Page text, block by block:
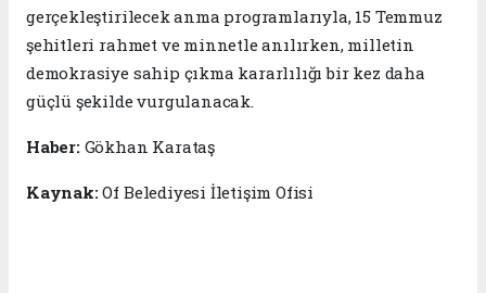
gerçekleştirilecek anma programlarıyla, 15 Temmuz
şehitleri rahmet ve minnetle anılırken, milletin
demokrasiye sahip çıkma kararlılığı bir kez daha
güçlü şekilde vurgulanacak.
Haber: Gökhan Karataş
Kaynak:Of Belediyesi İletişim Ofisi